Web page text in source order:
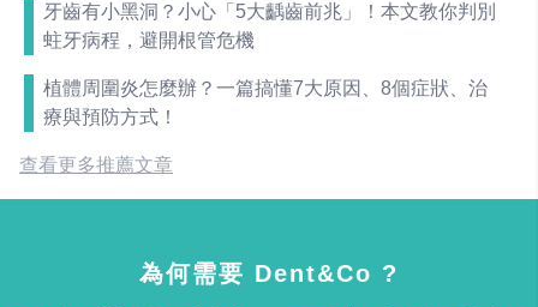
牙齒有小黑洞？小心「5大齲齒前兆」！本文教你判別
蛀牙病程，避開根管危機
植體周圍炎怎麼辦？一篇搞懂7大原因、8個症狀、治
療與預防方式！
查看更多推薦文章
為何需要 Dent&Co ?